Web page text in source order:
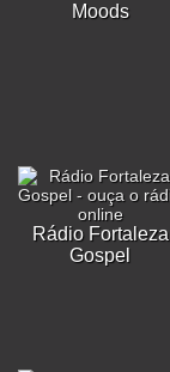
Moods
Rádio Fortaleza
Gospel